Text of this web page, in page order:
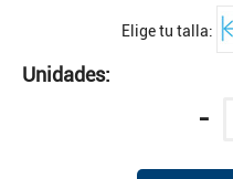
Elige tu talla:
Unidades:
-